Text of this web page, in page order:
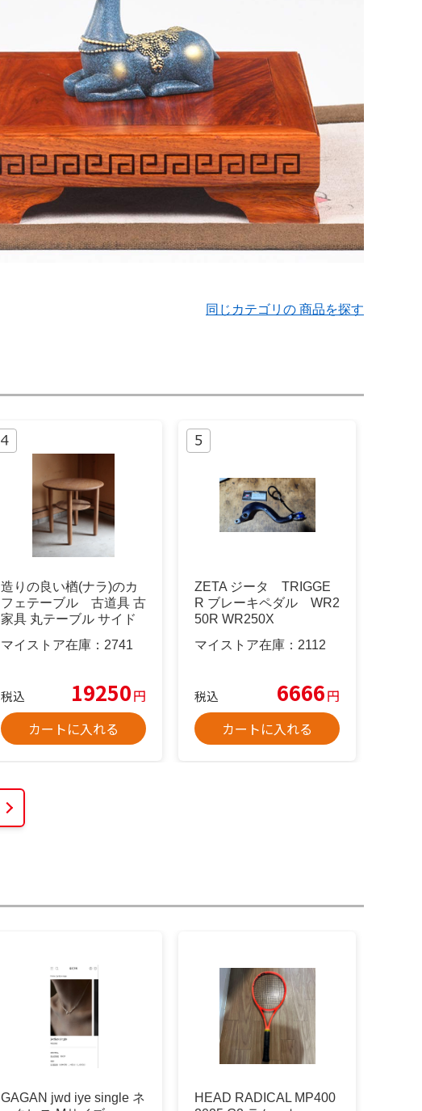
同じカテゴリの 商品を探す
造りの良い楢(ナラ)のカ
フェテーブル 古道具 古
家具 丸テーブル サイド
マイストア在庫： 2741
税込 19250円
カートに入れる
ZETA ジータ TRIGGE
R ブレーキペダル WR2
50R WR250X
マイストア在庫： 2112
税込 6666円
カートに入れる
GAGAN jwd iye single ネ
HEAD RADICAL MP400